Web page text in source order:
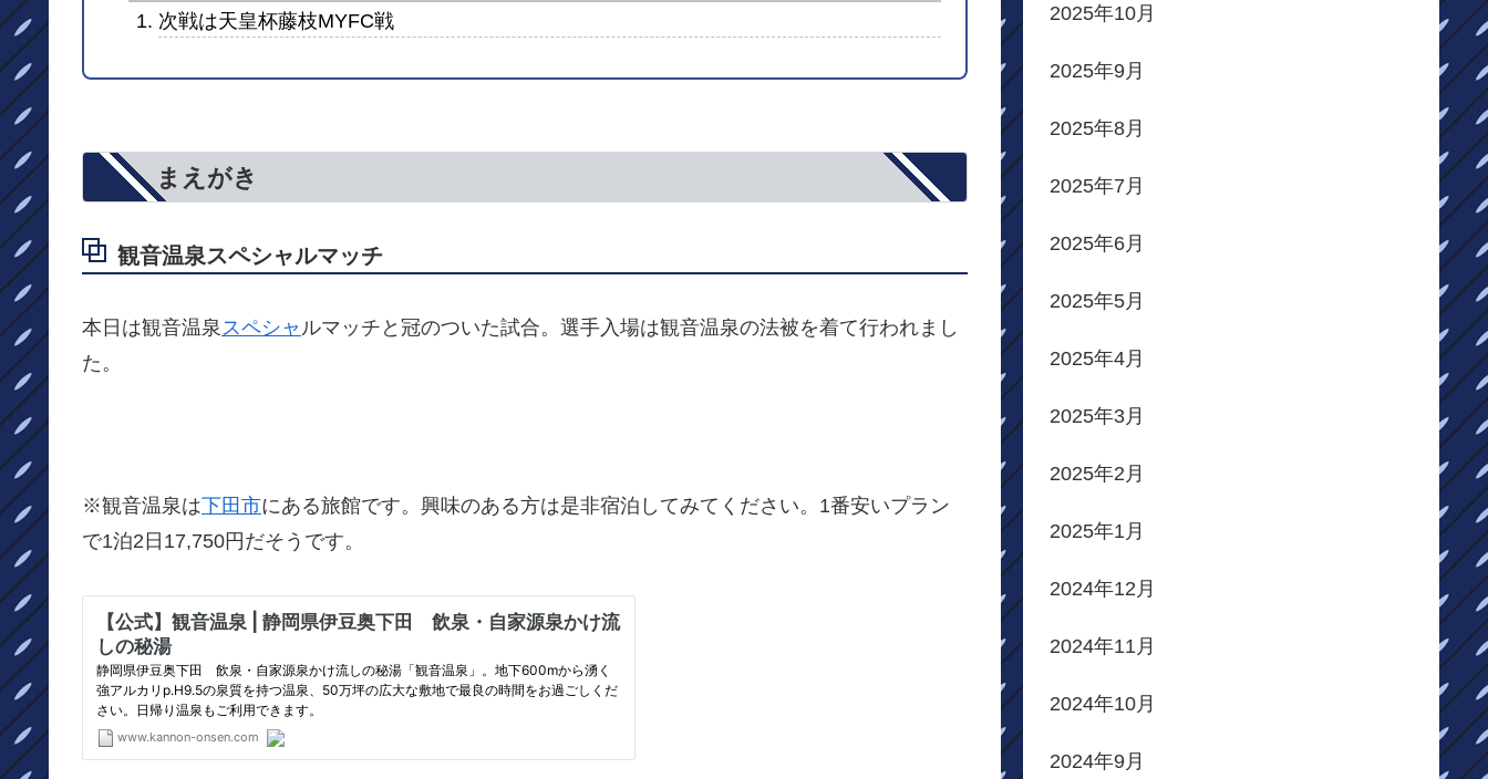
次戦は天皇杯藤枝MYFC戦
まえがき
観音温泉スペシャルマッチ
本日は観音温泉スペシャ ルマッチと冠のついた試合。選手入場は観音温泉の法被を着て行われまし
た。
※観音温泉は下田市にある旅館です。興味のある方は是非宿泊してみてください。1番安いプラン
で1泊2日17,750円だそうです。
2025年10月
2025年9月
2025年8月
2025年7月
2025年6月
2025年5月
2025年4月
2025年3月
2025年2月
2025年1月
2024年12月
2024年11月
2024年10月
2024年9月